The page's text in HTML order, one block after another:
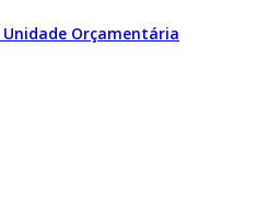
Unidade Orçamentária